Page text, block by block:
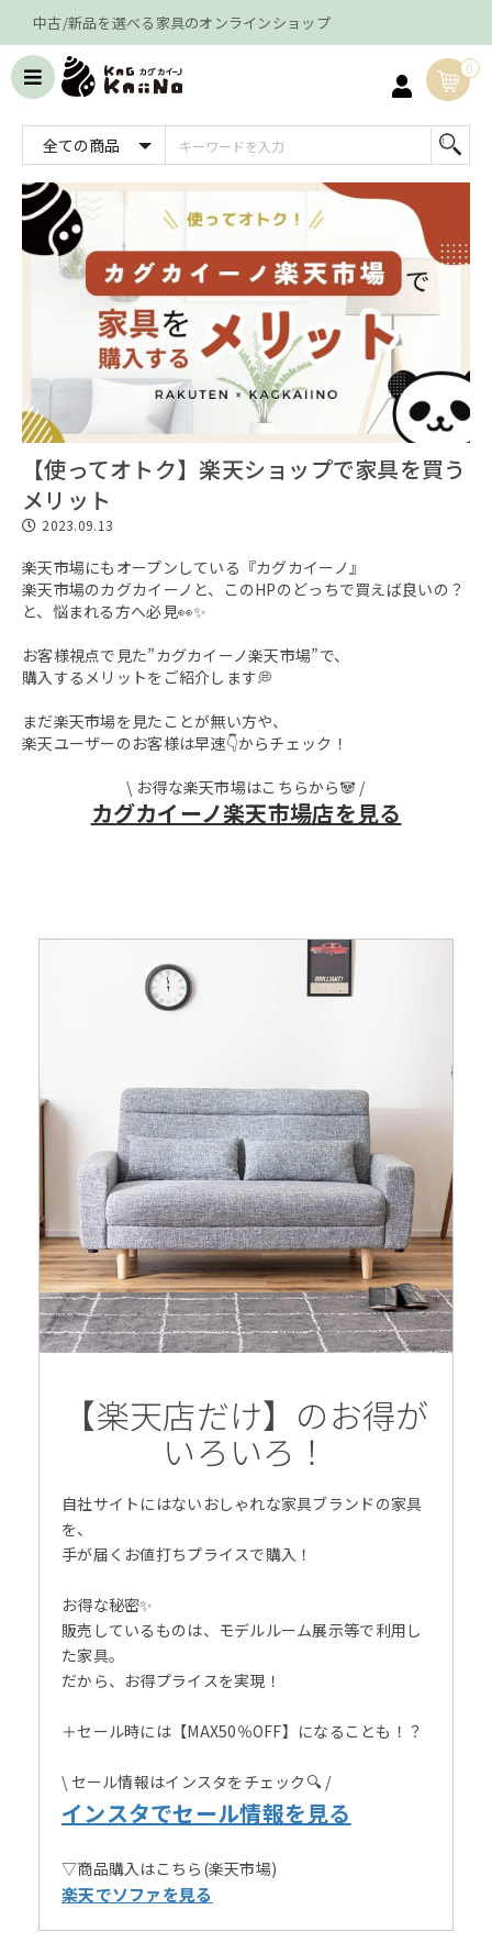
中古/新品を選べる家具のオンラインショップ
0
【使ってオトク】楽天ショップで家具を買う
メリット
2023.09.13
楽天市場にもオープンしている『カグカイーノ』
楽天市場のカグカイーノと、このHPのどっちで買えば良いの？
と、悩まれる方へ必見👀✨
お客様視点で見た”カグカイーノ楽天市場”で、
購入するメリットをご紹介します💭
まだ楽天市場を見たことが無い方や、
楽天ユーザーのお客様は早速👇からチェック！
\ お得な楽天市場はこちらから🐼 /
カグカイーノ楽天市場店を見る
【楽天店だけ】のお得が
いろいろ！
自社サイトにはないおしゃれな家具ブランドの家具
を、
手が届くお値打ちプライスで購入！
お得な秘密✨
販売しているものは、モデルルーム展示等で利用し
た家具。
だから、お得プライスを実現！
＋セール時には【MAX50％OFF】になることも！？
\ セール情報はインスタをチェック🔍 /
インスタでセール情報を見る
▽商品購入はこちら(楽天市場)
楽天でソファを見る